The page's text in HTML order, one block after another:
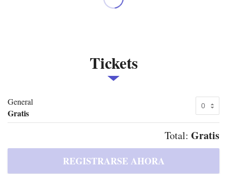
Tickets
General
Gratis
Total: Gratis